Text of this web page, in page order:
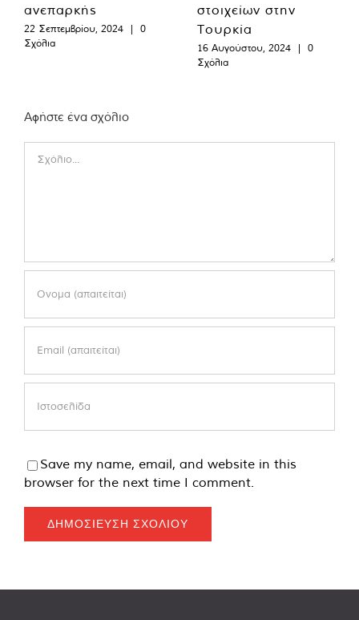
ανεπαρκής
22 Σεπτεμβρίου, 2024 |
0
Σχόλια
στοιχείων στην
Τουρκία
16 Αυγούστου, 2024 |
0
Σχόλια
Αφήστε ένα σχόλιο
Save my name, email, and website in this
browser for the next time I comment.